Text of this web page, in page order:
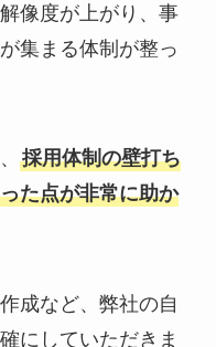
像度が上がり、事
集まる体制が整っ
採用体制の壁打ち
た点が非常に助か
成など、弊社の自
にしていただきま